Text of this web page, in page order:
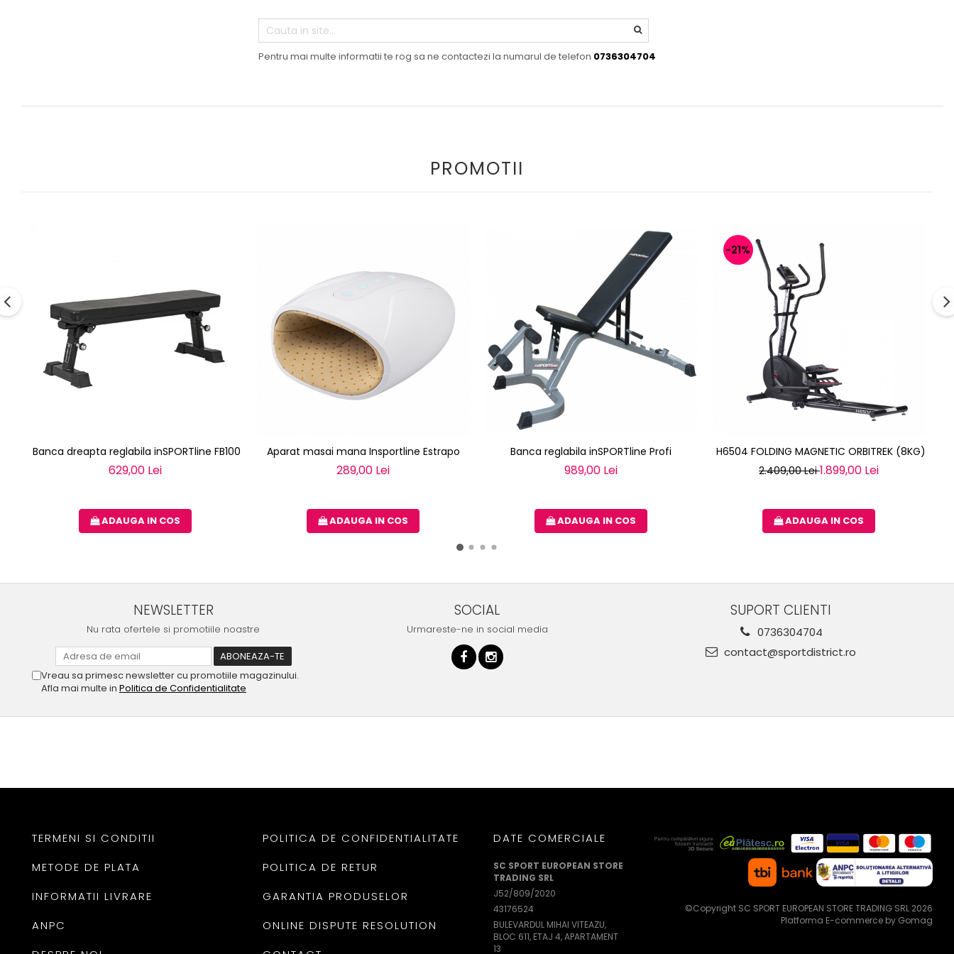
Pentru mai multe informatii te rog sa ne contactezi la numarul de telefon 0736304704
PROMOTII
Banca dreapta reglabila inSPORTline FB100
629,00 Lei
ADAUGA IN COS
Aparat masai mana Insportline Estrapo
289,00 Lei
ADAUGA IN COS
Banca reglabila inSPORTline Profi
989,00 Lei
ADAUGA IN COS
-21%
H6504 FOLDING MAGNETIC ORBITREK (8KG) HMS
2.409,00 Lei1.899,00 Lei
ADAUGA IN COS
NEWSLETTER
Nu rata ofertele si promotiile noastre
Vreau sa primesc newsletter cu promotiile magazinului.
Afla mai multe in Politica de Confidentialitate
SOCIAL
Urmareste-ne in social media
SUPORT CLIENTI
0736304704
contact@sportdistrict.ro
TERMENI SI CONDITII
METODE DE PLATA
INFORMATII LIVRARE
ANPC
POLITICA DE CONFIDENTIALITATE
POLITICA DE RETUR
GARANTIA PRODUSELOR
ONLINE DISPUTE RESOLUTION
DATE COMERCIALE
SC SPORT EUROPEAN STORE
TRADING SRL
J52/809/2020
43176524
BULEVARDUL MIHAI VITEAZU,
BLOC 611, ETAJ 4, APARTAMENT
13
©Copyright SC SPORT EUROPEAN STORE TRADING SRL 2026
Platforma E-commerce by Gomag